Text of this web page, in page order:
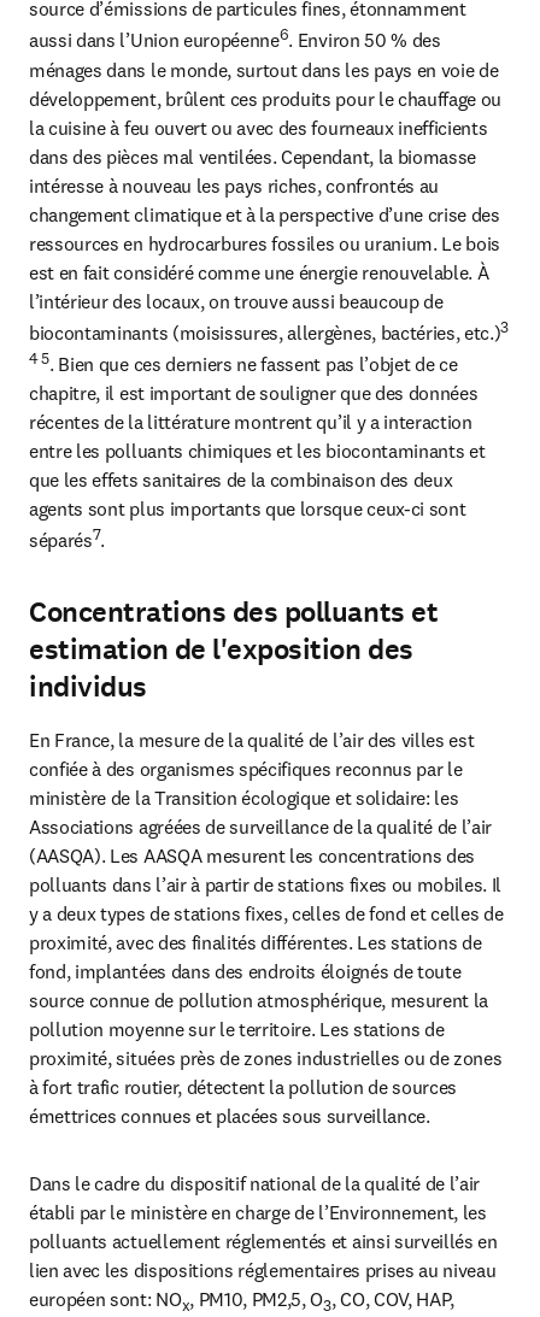
source d’émissions de particules fines, étonnamment
aussi dans l’Union européenne6. Environ 50 % des
ménages dans le monde, surtout dans les pays en voie de
développement, brûlent ces produits pour le chauffage ou
la cuisine à feu ouvert ou avec des fourneaux inefficients
dans des pièces mal ventilées. Cependant, la biomasse
intéresse à nouveau les pays riches, confrontés au
changement climatique et à la perspective d’une crise des
ressources en hydrocarbures fossiles ou uranium. Le bois
est en fait considéré comme une énergie renouvelable. À
l’intérieur des locaux, on trouve aussi beaucoup de
biocontaminants (moisissures, allergènes, bactéries, etc.)3
4 5. Bien que ces derniers ne fassent pas l’objet de ce
chapitre, il est important de souligner que des données
récentes de la littérature montrent qu’il y a interaction
entre les polluants chimiques et les biocontaminants et
que les effets sanitaires de la combinaison des deux
agents sont plus importants que lorsque ceux-ci sont
séparés7.
Concentrations des polluants et
estimation de l'exposition des
individus
En France, la mesure de la qualité de l’air des villes est
confiée à des organismes spécifiques reconnus par le
ministère de la Transition écologique et solidaire: les
Associations agréées de surveillance de la qualité de l’air
(AASQA). Les AASQA mesurent les concentrations des
polluants dans l’air à partir de stations fixes ou mobiles. Il
y a deux types de stations fixes, celles de fond et celles de
proximité, avec des finalités différentes. Les stations de
fond, implantées dans des endroits éloignés de toute
source connue de pollution atmosphérique, mesurent la
pollution moyenne sur le territoire. Les stations de
proximité, situées près de zones industrielles ou de zones
à fort trafic routier, détectent la pollution de sources
émettrices connues et placées sous surveillance.
Dans le cadre du dispositif national de la qualité de l’air
établi par le ministère en charge de l’Environnement, les
polluants actuellement réglementés et ainsi surveillés en
lien avec les dispositions réglementaires prises au niveau
européen sont: NOx, PM10, PM2,5, O3, CO, COV, HAP,